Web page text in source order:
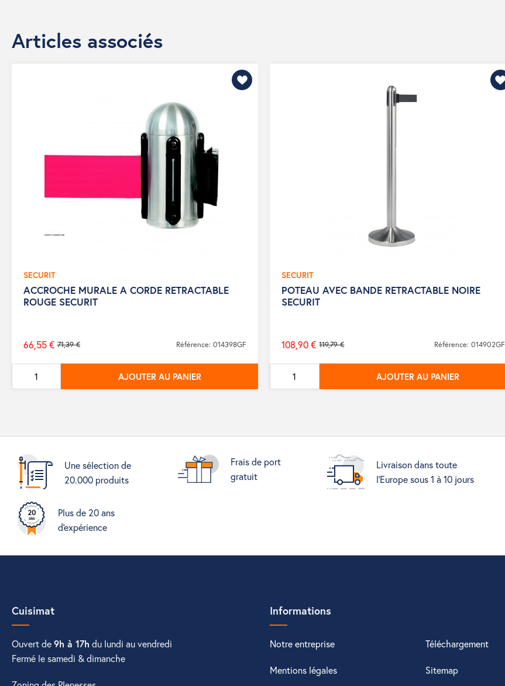
Articles associés
SECURIT
ACCROCHE MURALE A CORDE RETRACTABLE
ROUGE SECURIT
Prix
de
base
71,39 €
66,55 € Référence: 014398GF
AJOUTER AU PANIER
SECURIT
POTEAU AVEC BANDE RETRACTABLE NOIRE
SECURIT
Prix
de
base
119,79 €
108,90 € Référence: 014902GF
AJOUTER AU PANIER
Une sélection de
20.000 produits
Frais de port
gratuit
Livraison dans toute
l'Europe sous 1 à 10 jours
Plus de 20 ans
d'expérience
Cuisimat
Ouvert de9h à 17h du lundi au vendredi
Fermé le samedi & dimanche
Informations
Notre entreprise Téléchargement
Mentions légales Sitemap